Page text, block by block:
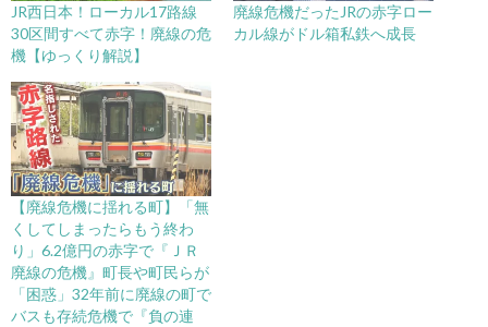
JR西日本！ローカル17路線
30区間すべて赤字！廃線の危
機【ゆっくり解説】
廃線危機だったJRの赤字ロー
カル線がドル箱私鉄へ成長
【廃線危機に揺れる町】「無
くしてしまったらもう終わ
り」6.2億円の赤字で『ＪＲ
廃線の危機』町長や町民らが
「困惑」32年前に廃線の町で
バスも存続危機で『負の連